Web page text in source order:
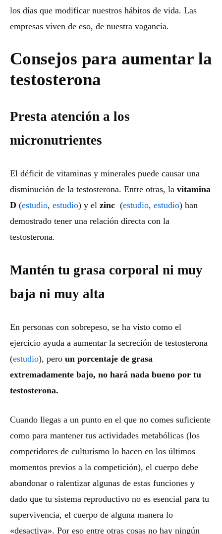
los días que modificar nuestros hábitos de vida. Las
empresas viven de eso, de nuestra vagancia.
Consejos para aumentar la
testosterona
Presta atención a los
micronutrientes
El déficit de vitaminas y minerales puede causar una
disminución de la testosterona. Entre otras, la vitamina
D (estudio, estudio) y el zinc (estudio, estudio) han
demostrado tener una relación directa con la
testosterona.
Mantén tu grasa corporal ni muy
baja ni muy alta
En personas con sobrepeso, se ha visto como el
ejercicio ayuda a aumentar la secreción de testosterona
(estudio), pero un porcentaje de grasa
extremadamente bajo, no hará nada bueno por tu
testosterona.
Cuando llegas a un punto en el que no comes suficiente
como para mantener tus actividades metabólicas (los
competidores de culturismo lo hacen en los últimos
momentos previos a la competición), el cuerpo debe
abandonar o ralentizar algunas de estas funciones y
dado que tu sistema reproductivo no es esencial para tu
supervivencia, el cuerpo de alguna manera lo
«desactiva». Por eso entre otras cosas no hay ningún